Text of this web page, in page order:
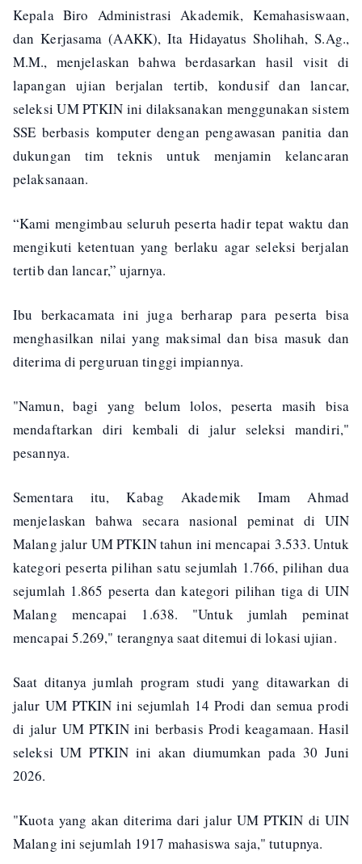
Kepala Biro Administrasi Akademik, Kemahasiswaan,
dan Kerjasama (AAKK), Ita Hidayatus Sholihah, S.Ag.,
M.M., menjelaskan bahwa berdasarkan hasil visit di
lapangan ujian berjalan tertib, kondusif dan lancar,
seleksi UM PTKIN ini dilaksanakan menggunakan sistem
SSE berbasis komputer dengan pengawasan panitia dan
dukungan tim teknis untuk menjamin kelancaran
pelaksanaan.
“Kami mengimbau seluruh peserta hadir tepat waktu dan
mengikuti ketentuan yang berlaku agar seleksi berjalan
tertib dan lancar,” ujarnya.
Ibu berkacamata ini juga berharap para peserta bisa
menghasilkan nilai yang maksimal dan bisa masuk dan
diterima di perguruan tinggi impiannya.
"Namun, bagi yang belum lolos, peserta masih bisa
mendaftarkan diri kembali di jalur seleksi mandiri,"
pesannya.
Sementara itu, Kabag Akademik Imam Ahmad
menjelaskan bahwa secara nasional peminat di UIN
Malang jalur UM PTKIN tahun ini mencapai 3.533. Untuk
kategori peserta pilihan satu sejumlah 1.766, pilihan dua
sejumlah 1.865 peserta dan kategori pilihan tiga di UIN
Malang mencapai 1.638. "Untuk jumlah peminat
mencapai 5.269," terangnya saat ditemui di lokasi ujian.
Saat ditanya jumlah program studi yang ditawarkan di
jalur UM PTKIN ini sejumlah 14 Prodi dan semua prodi
di jalur UM PTKIN ini berbasis Prodi keagamaan. Hasil
seleksi UM PTKIN ini akan diumumkan pada 30 Juni
2026.
"Kuota yang akan diterima dari jalur UM PTKIN di UIN
Malang ini sejumlah 1917 mahasiswa saja," tutupnya.